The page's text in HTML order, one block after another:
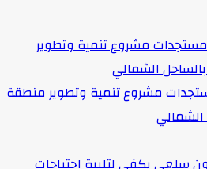
مشروع تنمية وتطوير منطقة
الشمالي